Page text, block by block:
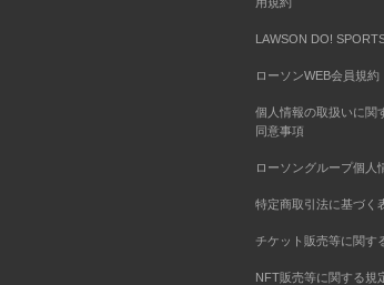
LAWSON DO!
ローソンWEB会員規約
個人情報の取扱いに関
同意事項
ローソングループ個人
特定商取引法に基づく
チケット販売等に関す
NFT販売等に関する規